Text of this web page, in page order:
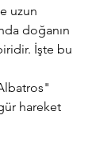
uzun
doğanın
İşte bu
hareket